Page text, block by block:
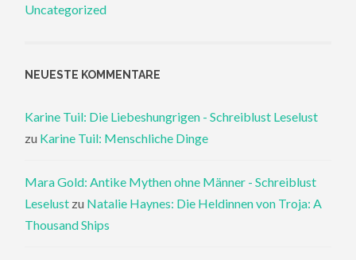
Uncategorized
NEUESTE KOMMENTARE
Karine Tuil: Die Liebeshungrigen - Schreiblust Leselust
zu Karine Tuil: Menschliche Dinge
Mara Gold: Antike Mythen ohne Männer - Schreiblust
Leselust zu Natalie Haynes: Die Heldinnen von Troja: A
Thousand Ships